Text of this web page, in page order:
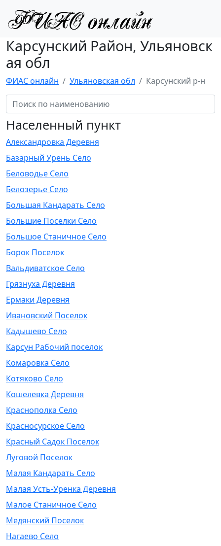
Карсунский Район, Ульяновск
ая обл
ФИАС онлайн Ульяновская обл Карсунский р-н
Населенный пункт
Александровка Деревня
Базарный Урень Село
Беловодье Село
Белозерье Село
Большая Кандарать Село
Большие Поселки Село
Большое Станичное Село
Борок Поселок
Вальдиватское Село
Грязнуха Деревня
Ермаки Деревня
Ивановский Поселок
Кадышево Село
Карсун Рабочий поселок
Комаровка Село
Котяково Село
Кошелевка Деревня
Краснополка Село
Красносурское Село
Красный Садок Поселок
Луговой Поселок
Малая Кандарать Село
Малая Усть-Уренка Деревня
Малое Станичное Село
Медянский Поселок
Нагаево Село